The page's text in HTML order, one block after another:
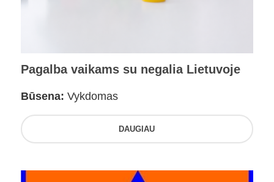
Pagalba vaikams su negalia Lietuvoje
Būsena: Vykdomas
DAUGIAU